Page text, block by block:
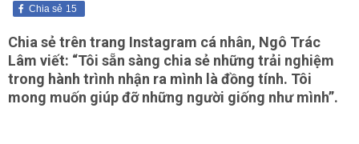
15
Chia sẻ
Chia sẻ trên trang Instagram cá nhân, Ngô Trác
Lâm viết: “Tôi sẵn sàng chia sẻ những trải nghiệm
trong hành trình nhận ra mình là đồng tính. Tôi
mong muốn giúp đỡ những người giống như mình”.